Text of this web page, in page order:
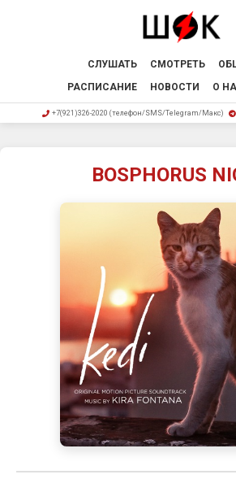
СЛУШАТЬ СМОТРЕТЬ
РАСПИСАНИЕ
НОВОСТИ О
+7(921)326-2020 (телефон/SMS/Telegram/Макс)
BOSPHORUS